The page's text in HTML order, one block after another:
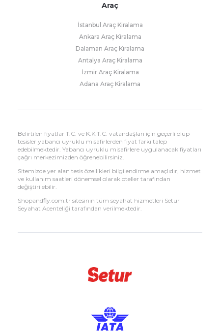
Araç
İstanbul Araç Kiralama
Ankara Araç Kiralama
Dalaman Araç Kiralama
Antalya Araç Kiralama
İzmir Araç Kiralama
Adana Araç Kiralama
Belirtilen fiyatlar T.C. ve K.K.T.C. vatandaşları için geçerli olup
tesisler yabancı uyruklu misafirlerden fiyat farkı talep
edebilmektedir. Yabancı uyruklu misafirlere uygulanacak fiyatları
çağrı merkezimizden öğrenebilirsiniz.
Sitemizde yer alan tesis özellikleri bilgilendirme amaçlıdır, hizmet
ve kullanım saatleri dönemsel olarak oteller tarafından
değiştirilebilir.
Shopandfly.com.tr sitesinin tüm seyahat hizmetleri Setur
Seyahat Acenteliği tarafından verilmektedir.